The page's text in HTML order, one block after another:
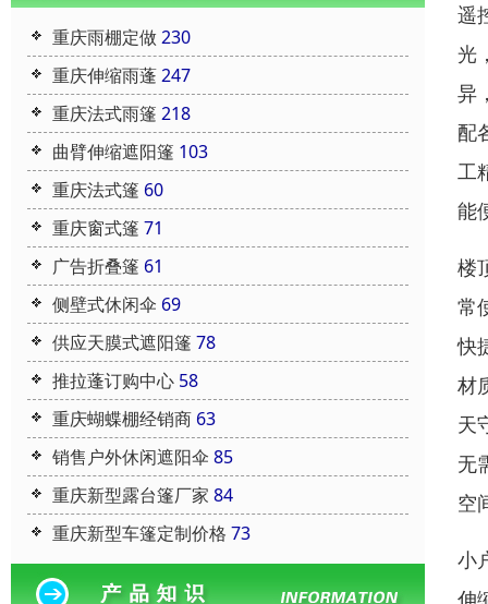
重庆雨棚定做230
重庆伸缩雨蓬247
重庆法式雨篷 218
曲臂伸缩遮阳篷 103
重庆法式篷 60
重庆窗式篷 71
广告折叠篷 61
侧壁式休闲伞 69
供应天膜式遮阳篷 78
推拉蓬订购中心 58
重庆蝴蝶棚经销商 63
销售户外休闲遮阳伞 85
重庆新型露台篷厂家 84
重庆新型车篷定制价格 73
遥
光
异
配
工
能
楼
常
快
材
天
无
空
小
伸